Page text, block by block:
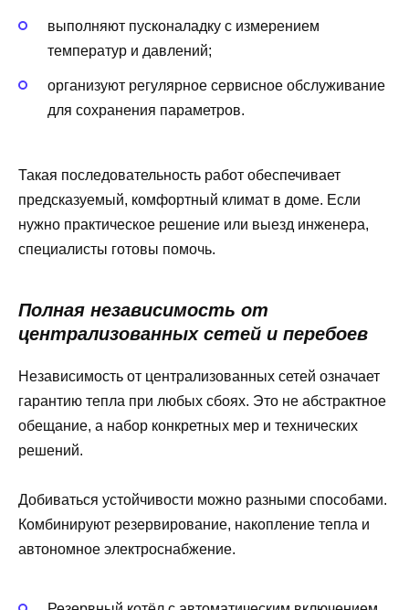
выполняют пусконаладку с измерением
температур и давлений;
организуют регулярное сервисное обслуживание
для сохранения параметров.
Такая последовательность работ обеспечивает
предсказуемый, комфортный климат в доме. Если
нужно практическое решение или выезд инженера,
специалисты готовы помочь.
Полная независимость от
централизованных сетей и перебоев
Независимость от централизованных сетей означает
гарантию тепла при любых сбоях. Это не абстрактное
обещание, а набор конкретных мер и технических
решений.
Добиваться устойчивости можно разными способами.
Комбинируют резервирование, накопление тепла и
автономное электроснабжение.